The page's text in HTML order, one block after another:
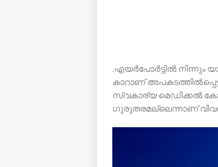
.എയർപോർട്ടിൽ നിന്നും
കാറാണ്
സ്വകാര്യ മെഡിക്കൽ
ഗുരുതരമല്ലെന്നാണ്